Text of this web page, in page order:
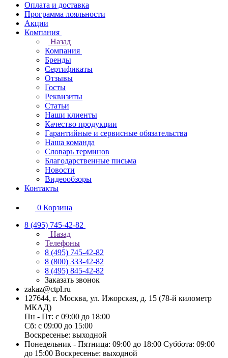
Оплата и доставка
Программа лояльности
Акции
Компания
Назад
Компания
Бренды
Сертификаты
Отзывы
Госты
Реквизиты
Статьи
Наши клиенты
Качество продукции
Гарантийные и сервисные обязательства
Наша команда
Словарь терминов
Благодарственные письма
Новости
Видеообзоры
Контакты
0 Корзина
8 (495) 745-42-82
Назад
Телефоны
8 (495) 745-42-82
8 (800) 333-42-82
8 (495) 845-42-82
Заказать звонок
zakaz@ctpl.ru
127644, г. Москва, ул. Ижорская, д. 15 (78-й километр
МКАД)
Пн - Пт: с 09:00 до 18:00
Сб: с 09:00 до 15:00
Воскресенье: выходной
Понедельник - Пятница: 09:00 до 18:00 Суббота: 09:00
до 15:00 Воскресенье: выходной